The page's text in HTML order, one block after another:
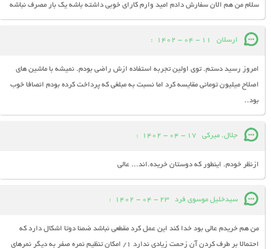
سلام من هم الان سفارش دادم امید وارم کارای خوبی داشته باشه یک بار مصرف نباشه
ارسلان 11 - 04 - 1402
:
امروز رسید دستم. توی اولین تجربه استفاده ازش راضی بودم. نمیشه با ماشین های
اصلاح میلیون تومانی مقایسه کرد اما نسبت به مبلغی که پرداخت کرده بودم انصافا خوب
بود..
جلال. میرکی 17 - 04 - 1402
:
ازنظر خودم. اینطور که دوستان خریده.اند... عالی
سیدخلیل موسوی فرد 23 - 04 - 1402
:
من هم خریدم عالی بود خدا کند این عمل کرد مقطعی نباشد ضمنا دوتا اشکال دارد که
احتمالا بر طرف کردن آن زحمت زیادی ندارد ۱/ امکان تنظیم نمره صفر به دیگر نمرهای